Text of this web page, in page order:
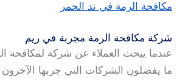
مكافحة الرمة في ند الحمر
شركة مكافحة الرمة مجربة في ريم
عندما يبحث العملاء عن شركة لمكافحة
ما يفضلون الشركات التي جربها الآخرون